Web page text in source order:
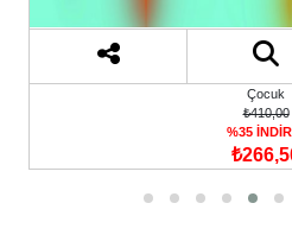
Çocuk
₺410,00
%35